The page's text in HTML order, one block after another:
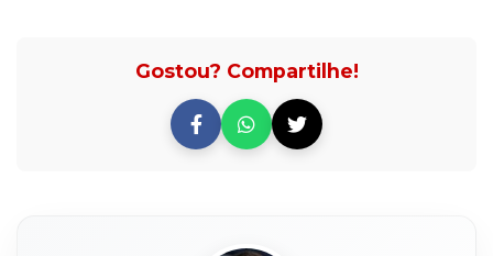
Gostou? Compartilhe!